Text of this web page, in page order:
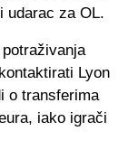
udarac za OL.
Lyon
o transferima
iako igrači